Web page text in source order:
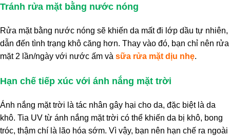
Tránh rửa mặt bằng nước nóng
Rửa mặt bằng nước nóng sẽ khiến da mất đi lớp dầu tự nhiên,
dẫn đến tình trạng khô căng hơn. Thay vào đó, bạn chỉ nên rửa
mặt 2 lần/ngày với nước ấm và sữa rửa mặt dịu nhẹ.
Hạn chế tiếp xúc với ánh nắng mặt trời
Ánh nắng mặt trời là tác nhân gây hại cho da, đặc biệt là da
khô. Tia UV từ ánh nắng mặt trời có thể khiến da bị khô, bong
tróc, thậm chí là lão hóa sớm. Vì vậy, bạn nên hạn chế ra ngoài